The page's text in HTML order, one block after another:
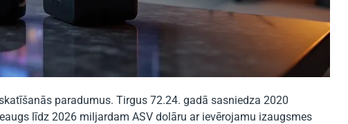
paradumus. Tirgus 72.24. gadā sasniedza 2020
līdz 2026 miljardam ASV dolāru ar ievērojamu izaugsmes